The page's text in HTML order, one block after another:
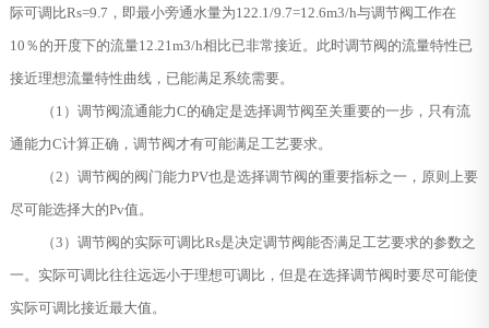
际可调比Rs=9.7，即最小旁通水量为122.1/9.7=12.6m3/h与调节阀工作在
10％的开度下的流量12.21m3/h相比已非常接近。此时调节阀的流量特性已
接近理想流量特性曲线，已能满足系统需要。
（1）调节阀流通能力C的确定是选择调节阀至关重要的一步，只有流
通能力C计算正确，调节阀才有可能满足工艺要求。
（2）调节阀的阀门能力PV也是选择调节阀的重要指标之一，原则上要
尽可能选择大的Pv值。
（3）调节阀的实际可调比Rs是决定调节阀能否满足工艺要求的参数之
一。实际可调比往往远远小于理想可调比，但是在选择调节阀时要尽可能使
实际可调比接近最大值。